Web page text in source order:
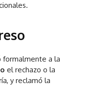
formalmente a la
el rechazo o la
y reclamó la